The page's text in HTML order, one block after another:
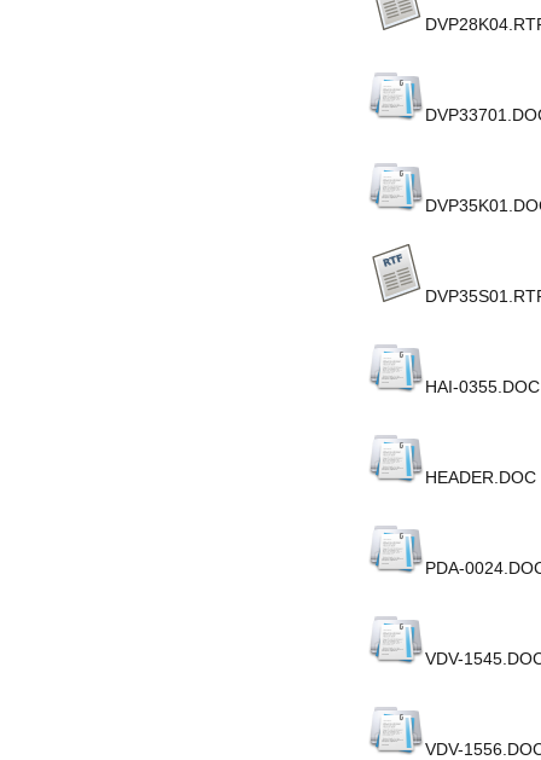
HAI-0355.DOC
HEADER.DOC
PDA-
VDV-
VDV-